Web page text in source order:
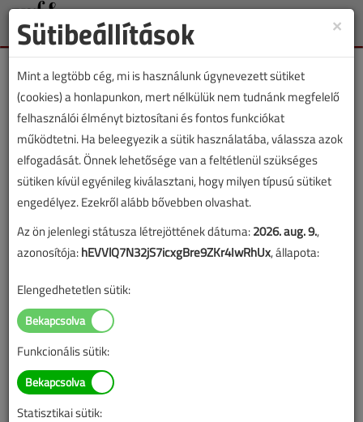
Toggle
VGF&HKL cikkvásárlás
Fürdőszobák komplett felújítása című cikk
vásárlása
sikeres online elektronikus fizetést követően azonnal
aktiválódik. A hozzáférése nem évül el.
A rendeléshez kérjük, lépjen be!
Illetve, ha még nem tette meg, kérjük, regisztráljon!
×
Sütibeállítások
Mint a legtöbb cég, mi is használunk úgynevezett sütiket
(cookies) a honlapunkon, mert nélkülük nem tudnánk megfelelő
felhasználói élményt biztosítani és fontos funkciókat
működtetni. Ha beleegyezik a sütik használatába, válassza azok
elfogadását. Önnek lehetősége van a feltétlenül szükséges
sütiken kívül egyénileg kiválasztani, hogy milyen típusú sütiket
engedélyez. Ezekről alább bővebben olvashat.
Az ön jelenlegi státusza létrejöttének dátuma:2026. aug. 9.,
azonosítója:hEVVlQ7N32jS7icxgBre9ZKr4IwRhUx, állapota:
Elengedhetetlen sütik:
Funkcionális sütik:
Statisztikai sütik: